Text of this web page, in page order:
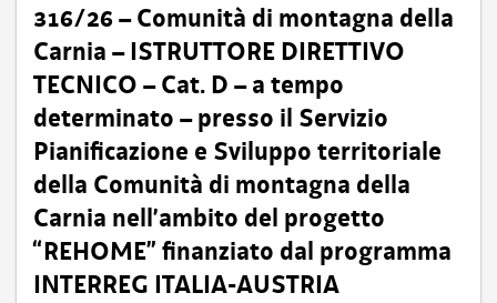
316/26 – Comunità di montagna della
Carnia – ISTRUTTORE DIRETTIVO
TECNICO – Cat. D – a tempo
determinato – presso il Servizio
Pianificazione e Sviluppo territoriale
della Comunità di montagna della
Carnia nell’ambito del progetto
“REHOME” finanziato dal programma
INTERREG ITALIA-AUSTRIA